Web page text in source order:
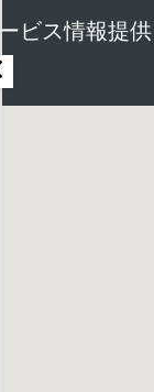
ビス情報提